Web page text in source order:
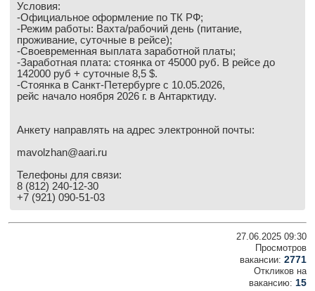
Условия:
-Официальное оформление по ТК РФ;
-Режим работы: Вахта/рабочий день (питание,
проживание, суточные в рейсе);
-Своевременная выплата заработной платы;
-Заработная плата: стоянка от 45000 руб. В рейсе до
142000 руб + суточные 8,5 $.
-Стоянка в Санкт-Петербурге с 10.05.2026,
рейс начало ноября 2026 г. в Антарктиду.
Анкету направлять на адрес электронной почты:
mavolzhan@aari.ru
Телефоны для связи:
8 (812) 240-12-30
+7 (921) 090-51-03
27.06.2025 09:30
Просмотров
вакансии: 2771
Откликов на
вакансию: 15